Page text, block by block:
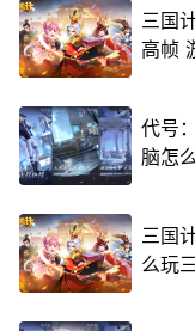
三国
高帧
代号
脑怎
三国
么玩